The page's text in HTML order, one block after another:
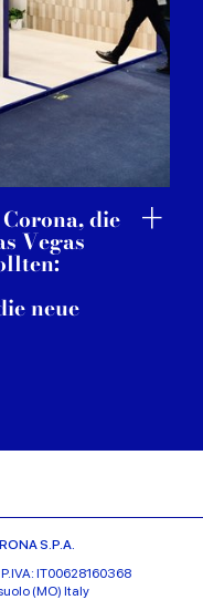
die
Vegas
neue
S.P.A.
IT00628160368
(MO) Italy